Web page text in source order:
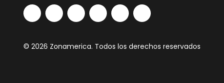
© 2026 Zonamerica. Todos los derechos reservados